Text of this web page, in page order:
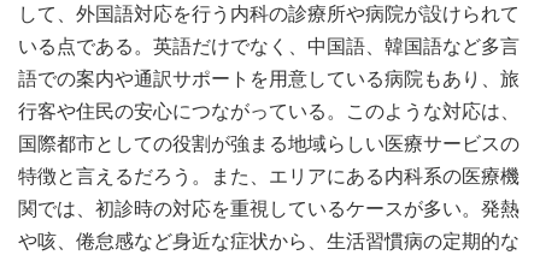
して、外国語対応を行う内科の診療所や病院が設けられて
いる点である。英語だけでなく、中国語、韓国語など多言
語での案内や通訳サポートを用意している病院もあり、旅
行客や住民の安心につながっている。このような対応は、
国際都市としての役割が強まる地域らしい医療サービスの
特徴と言えるだろう。また、エリアにある内科系の医療機
関では、初診時の対応を重視しているケースが多い。発熱
や咳、倦怠感など身近な症状から、生活習慣病の定期的な